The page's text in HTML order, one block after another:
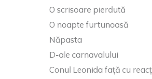
O scrisoare pierdută
O noapte furtunoasă
Năpasta
D-ale carnavalului
Conul Leonida față cu